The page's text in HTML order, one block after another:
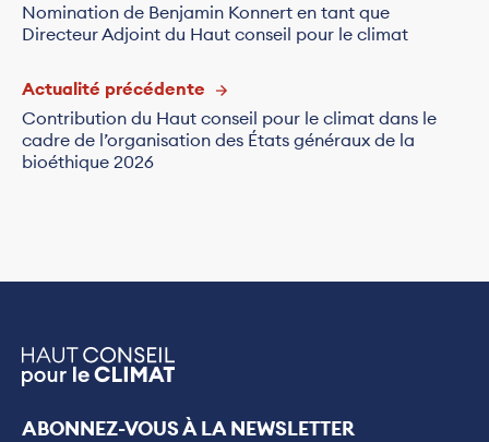
Nomination de Benjamin Konnert en tant que
Directeur Adjoint du Haut conseil pour le climat
Actualité précédente
Contribution du Haut conseil pour le climat dans le
cadre de l’organisation des États généraux de la
bioéthique 2026
ABONNEZ-VOUS À LA NEWSLETTER